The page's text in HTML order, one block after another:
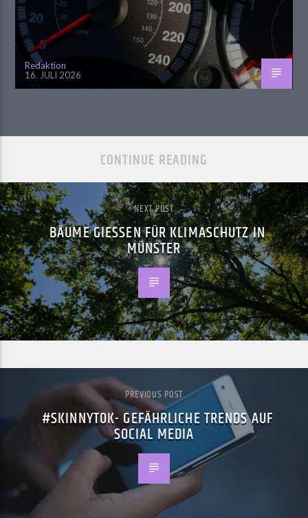
Redaktion
16. JULI 2026
CONTINUE READING
NEXT POST
BÄUME GIESSEN FÜR KLIMASCHUTZ IN M
ÜNSTER
PREVIOUS POST
#SKINNYTOK- GEFÄHRLICHE TRENDS AUF
SOCIAL MEDIA